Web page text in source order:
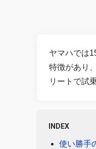
ヤマハでは
特徴があり
リートで試
INDEX
使い勝手